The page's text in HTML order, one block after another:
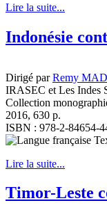
Lire la suite...
Indonésie
Dirigé parRemy
IRASEC et Les Indes
Collection
2016, 630 p.
ISBN : 978-2-84654-
Lire la suite...
Timor-Leste